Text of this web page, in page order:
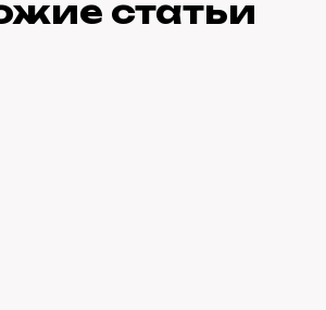
статьи